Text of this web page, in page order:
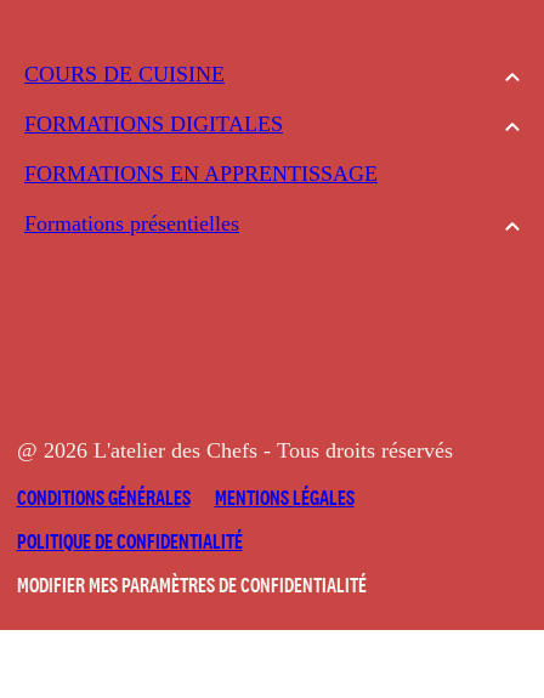
COURS DE CUISINE
FORMATIONS DIGITALES
FORMATIONS EN APPRENTISSAGE
Formations présentielles
@ 2026 L'atelier des Chefs - Tous droits réservés
CONDITIONS GÉNÉRALES
MENTIONS LÉGALES
POLITIQUE DE CONFIDENTIALITÉ
MODIFIER MES PARAMÈTRES DE CONFIDENTIALITÉ